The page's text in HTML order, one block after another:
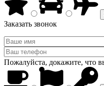
Заказать звонок
Пожалуйста, докажите, что